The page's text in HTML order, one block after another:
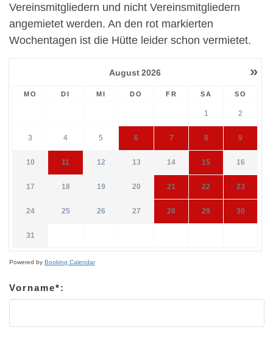
Vereinsmitgliedern und nicht Vereinsmitgliedern
angemietet werden. An den rot markierten
Wochentagen ist die Hütte leider schon vermietet.
»
August 2026
MO DI MI DO FR SA SO
1 2
3 4 5 6 7 8 9
10 11 12 13 14 15 16
17 18 19 20 21 22 23
24 25 26 27 28 29 30
31
Powered by Booking Calendar
Vorname*: